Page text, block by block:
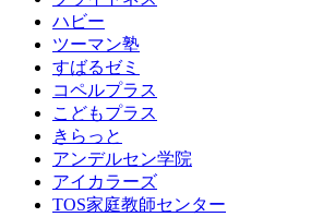
ハビー
ツーマン塾
すばるゼミ
コペルプラス
こどもプラス
きらっと
アンデルセン学院
アイカラーズ
TOS家庭教師センター